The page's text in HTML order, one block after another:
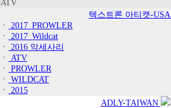
ATV
텍스트론 아티캣-USA
ㆍ
2017_PROWLER
ㆍ
2017_Wildcat
ㆍ
2016 악세사리
ㆍ
ATV
ㆍ
PROWLER
ㆍ
WILDCAT
ㆍ
2015
ADLY-TAIWAN